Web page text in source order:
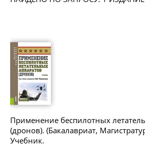
Применение беспилотных
(дронов). (Бакалавриат,
Учебник.